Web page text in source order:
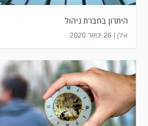
היתרון בחברת ניהול
אילן | 26 ינואר 2020